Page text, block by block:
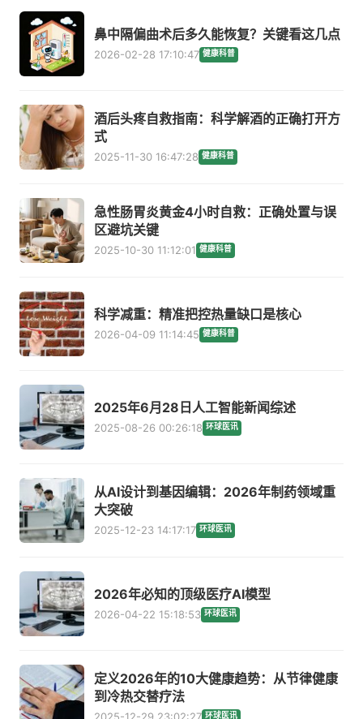
鼻中隔偏曲术后多久能恢复？关键看这几点
2026-02-28 17:10:47 健康科普
酒后头疼自救指南：科学解酒的正确打开方
式
2025-11-30 16:47:28 健康科普
急性肠胃炎黄金4小时自救：正确处置与误
区避坑关键
2025-10-30 11:12:01 健康科普
科学减重：精准把控热量缺口是核心
2026-04-09 11:14:45 健康科普
2025年6月28日人工智能新闻综述
2025-08-26 00:26:18 环球医讯
从AI设计到基因编辑：2026年制药领域重
大突破
2025-12-23 14:17:17 环球医讯
2026年必知的顶级医疗AI模型
2026-04-22 15:18:53 环球医讯
定义2026年的10大健康趋势：从节律健康
到冷热交替疗法
2025-12-29 23:02:27 环球医讯